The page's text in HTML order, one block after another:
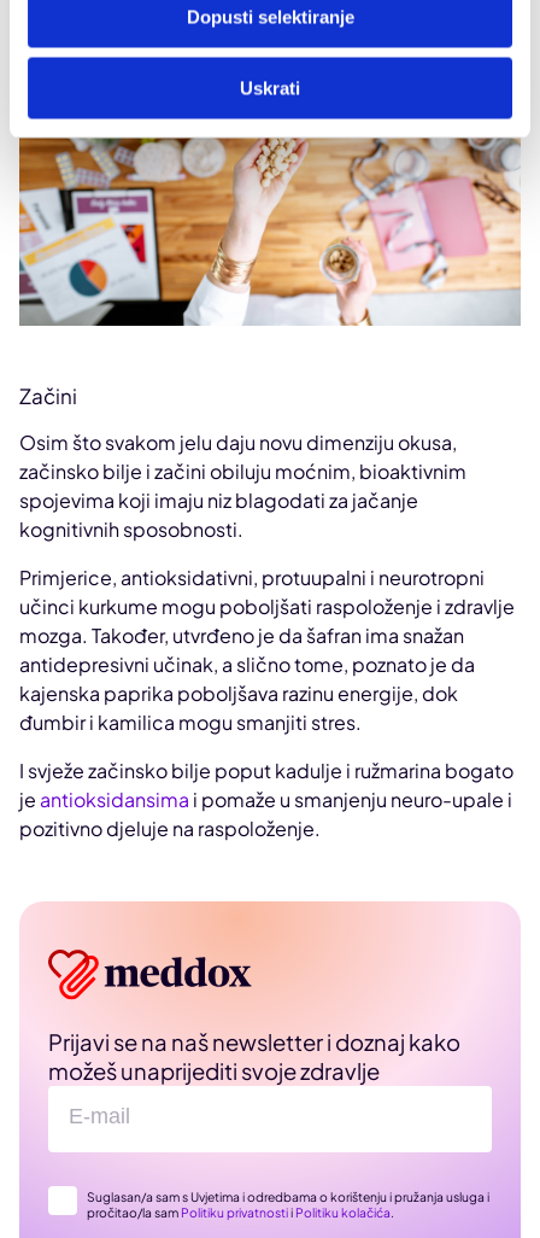
Dopusti selektiranje
Uskrati
Začini
Osim što svakom jelu daju novu dimenziju okusa,
začinsko bilje i začini obiluju moćnim, bioaktivnim
spojevima koji imaju niz blagodati za jačanje
kognitivnih sposobnosti.
Primjerice, antioksidativni, protuupalni i neurotropni
učinci kurkume mogu poboljšati raspoloženje i zdravlje
mozga. Također, utvrđeno je da šafran ima snažan
antidepresivni učinak, a slično tome, poznato je da
kajenska paprika poboljšava razinu energije, dok
đumbir i kamilica mogu smanjiti stres.
I svježe začinsko bilje poput kadulje i ružmarina bogato
je antioksidansima i pomaže u smanjenju neuro-upale i
pozitivno djeluje na raspoloženje.
Prijavi se na naš newsletter i doznaj kako
možeš unaprijediti svoje zdravlje
Suglasan/a sam s Uvjetima i odredbama o korištenju i pružanja usluga i
pročitao/la sam Politiku privatnostii Politiku kolačića